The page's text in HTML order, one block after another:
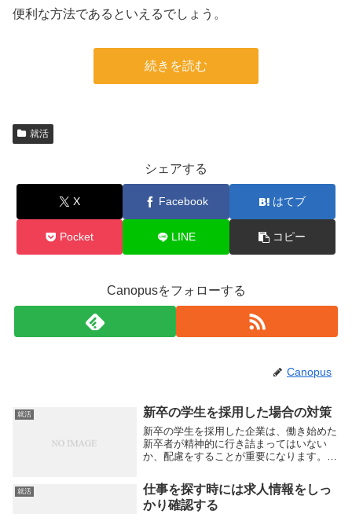
便利な方法であるといえるでしょう。
続きを読む
就活
シェアする
X Facebook はてブ
Pocket LINE コピー
Canopusをフォローする
Canopus
就活 新卒の学生を採用した場合の対策
新卒の学生を採用した企業は、働き始めた
新卒者が精神的に行き詰まってはいない
か、配慮をすることが重要になります。新
員は、わずかなミスやトラブルでも深刻に
考えすぎてしまい、精神が疲れ果ててしま
うことがありま...
就活
仕事を探す時には求人情報をしっ
かり確認する